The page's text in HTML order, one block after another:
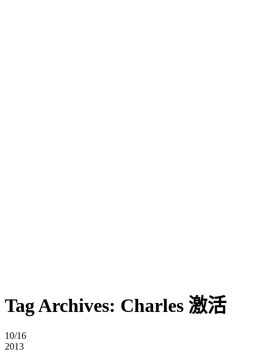
Tag Archives: Charles 激活
10/16
2013